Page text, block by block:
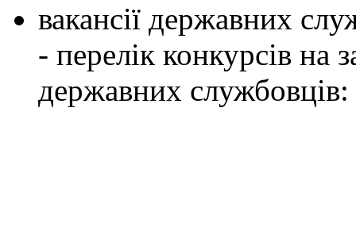
вакансії державних
- перелік конкурсів на
державних службовців: